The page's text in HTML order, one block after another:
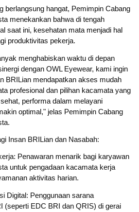
berlangsung hangat, Pemimpin Cabang
menekankan bahwa di tengah
saat ini, kesehatan mata menjadi hal
produktivitas pekerja.
menghabiskan waktu di depan
dengan OWL Eyewear, kami ingin
BRILian mendapatkan akses mudah
profesional dan pilihan kacamata yang
performa dalam melayani
optimal," jelas Pemimpin Cabang
Insan BRILian dan Nasabah:
Penawaran menarik bagi karyawan
untuk pengadaan kacamata kerja
aktivitas harian.
Digital: Penggunaan sarana
(seperti EDC BRI dan QRIS) di gerai